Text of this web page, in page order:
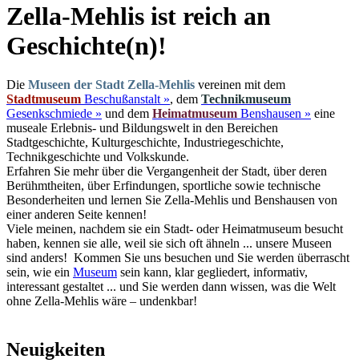
Zella-Mehlis ist reich an
Geschichte(n)!
Die Museen der Stadt Zella-Mehlis vereinen mit dem
Stadtmuseum Beschußanstalt », dem Technikmuseum
Gesenkschmiede » und dem Heimatmuseum Benshausen » eine
museale Erlebnis- und Bildungswelt in den Bereichen
Stadtgeschichte, Kulturgeschichte, Industriegeschichte,
Technikgeschichte und Volkskunde.
Erfahren Sie mehr über die Vergangenheit der Stadt, über deren
Berühmtheiten, über Erfindungen, sportliche sowie technische
Besonderheiten und lernen Sie Zella-Mehlis und Benshausen von
einer anderen Seite kennen!
Viele meinen, nachdem sie ein Stadt- oder Heimatmuseum besucht
haben, kennen sie alle, weil sie sich oft ähneln ... unsere Museen
sind anders! Kommen Sie uns besuchen und Sie werden überrascht
sein, wie ein Museum sein kann, klar gegliedert, informativ,
interessant gestaltet ... und Sie werden dann wissen, was die Welt
ohne Zella-Mehlis wäre – undenkbar!
Neuigkeiten